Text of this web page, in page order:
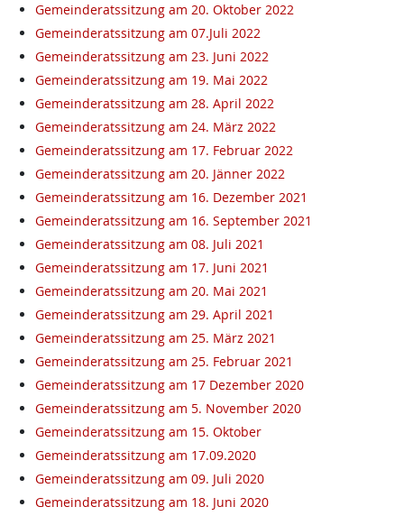
Gemeinderatssitzung am 20. Oktober 2022
Gemeinderatssitzung am 07.Juli 2022
Gemeinderatssitzung am 23. Juni 2022
Gemeinderatssitzung am 19. Mai 2022
Gemeinderatssitzung am 28. April 2022
Gemeinderatssitzung am 24. März 2022
Gemeinderatssitzung am 17. Februar 2022
Gemeinderatssitzung am 20. Jänner 2022
Gemeinderatssitzung am 16. Dezember 2021
Gemeinderatssitzung am 16. September 2021
Gemeinderatssitzung am 08. Juli 2021
Gemeinderatssitzung am 17. Juni 2021
Gemeinderatssitzung am 20. Mai 2021
Gemeinderatssitzung am 29. April 2021
Gemeinderatssitzung am 25. März 2021
Gemeinderatssitzung am 25. Februar 2021
Gemeinderatssitzung am 17 Dezember 2020
Gemeinderatssitzung am 5. November 2020
Gemeinderatssitzung am 15. Oktober
Gemeinderatssitzung am 17.09.2020
Gemeinderatssitzung am 09. Juli 2020
Gemeinderatssitzung am 18. Juni 2020